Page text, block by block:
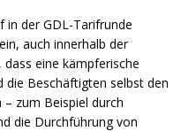
in der GDL-Tarifrunde
auch innerhalb der
eine kämpferische
die Beschäftigten selbst den
zum Beispiel durch
die Durchführung von